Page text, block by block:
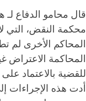
قال محامو الدفاع
محكمة النقض، التي
المحاكم الأخرى لم
المحاكمة الاعتراض
للقضية بالاعتماد
أدت هذه الإجراءات